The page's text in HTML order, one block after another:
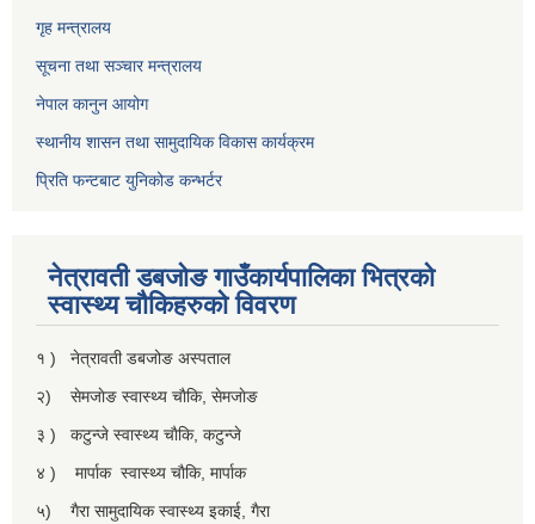
गृह मन्त्रालय
सूचना तथा सञ्चार मन्त्रालय
नेपाल कानुन आयोग
स्थानीय शासन तथा सामुदायिक विकास कार्यक्रम
प्रिति फन्टबाट युनिकोड कन्भर्टर
नेत्रावती डबजाेङ गाउँकार्यपालिका भित्रकाे
स्वास्थ्य चाैकिहरुकाे विवरण
१ ) नेत्रावती डबजोङ अस्पताल
२) सेमजाेङ स्वास्थ्य चाैकि, सेमजाेङ
३ ) कटुन्जे स्वास्थ्य चाैकि, कटुन्जे
४ ) मार्पाक स्वास्थ्य चाैकि, मार्पाक
५) गैरा सामुदायिक स्वास्थ्य इकाई, गैरा